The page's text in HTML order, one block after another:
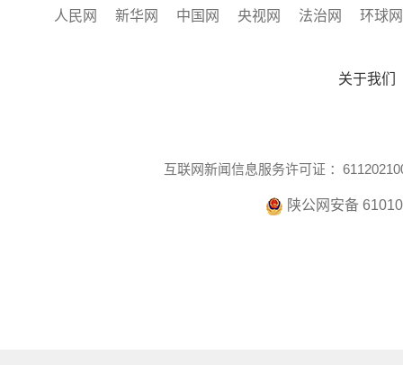
人民网 新华网 中国网 央视网 法治网 环球网
关于我们
互联网新闻信息服务许可证 ：
陕公网安备